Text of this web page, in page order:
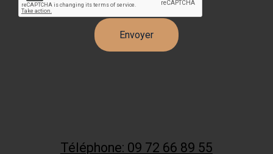
Téléphone: 09 72 66 89 55